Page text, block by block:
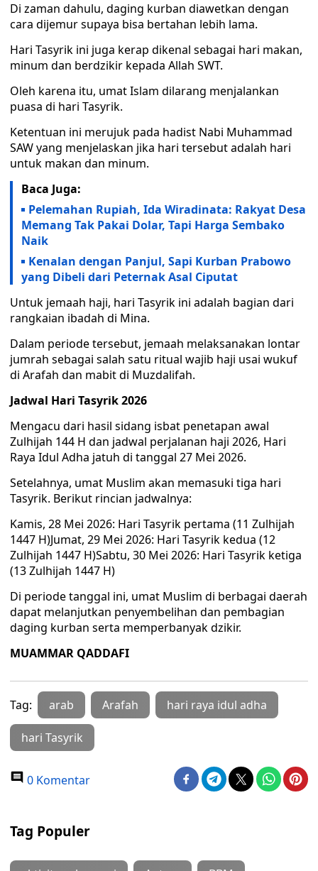
Di zaman dahulu, daging kurban diawetkan dengan
cara dijemur supaya bisa bertahan lebih lama.
Hari Tasyrik ini juga kerap dikenal sebagai hari makan,
minum dan berdzikir kepada Allah SWT.
Oleh karena itu, umat Islam dilarang menjalankan
puasa di hari Tasyrik.
Ketentuan ini merujuk pada hadist Nabi Muhammad
SAW yang menjelaskan jika hari tersebut adalah hari
untuk makan dan minum.
Baca Juga:
Pelemahan Rupiah, Ida Wiradinata: Rakyat Desa
Memang Tak Pakai Dolar, Tapi Harga Sembako
Naik
Kenalan dengan Panjul, Sapi Kurban Prabowo
yang Dibeli dari Peternak Asal Ciputat
Untuk jemaah haji, hari Tasyrik ini adalah bagian dari
rangkaian ibadah di Mina.
Dalam periode tersebut, jemaah melaksanakan lontar
jumrah sebagai salah satu ritual wajib haji usai wukuf
di Arafah dan mabit di Muzdalifah.
Jadwal Hari Tasyrik 2026
Mengacu dari hasil sidang isbat penetapan awal
Zulhijah 144 H dan jadwal perjalanan haji 2026, Hari
Raya Idul Adha jatuh di tanggal 27 Mei 2026.
Setelahnya, umat Muslim akan memasuki tiga hari
Tasyrik. Berikut rincian jadwalnya:
Kamis, 28 Mei 2026: Hari Tasyrik pertama (11 Zulhijah
1447 H)Jumat, 29 Mei 2026: Hari Tasyrik kedua (12
Zulhijah 1447 H)Sabtu, 30 Mei 2026: Hari Tasyrik ketiga
(13 Zulhijah 1447 H)
Di periode tanggal ini, umat Muslim di berbagai daerah
dapat melanjutkan penyembelihan dan pembagian
daging kurban serta memperbanyak dzikir.
MUAMMAR QADDAFI
Tag: arab Arafah hari raya idul adha
hari Tasyrik
0 Komentar
Tag Populer